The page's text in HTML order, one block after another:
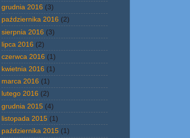
grudnia 2016 (3)
października 2016 (2)
sierpnia 2016 (3)
lipca 2016 (2)
czerwca 2016 (1)
kwietnia 2016 (1)
marca 2016 (1)
lutego 2016 (2)
grudnia 2015 (4)
listopada 2015 (1)
października 2015 (1)